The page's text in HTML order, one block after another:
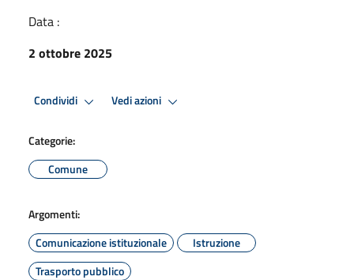
Data :
2 ottobre 2025
Condividi Vedi azioni
Categorie:
Comune
Argomenti:
Comunicazione istituzionale
Istruzione
Trasporto pubblico